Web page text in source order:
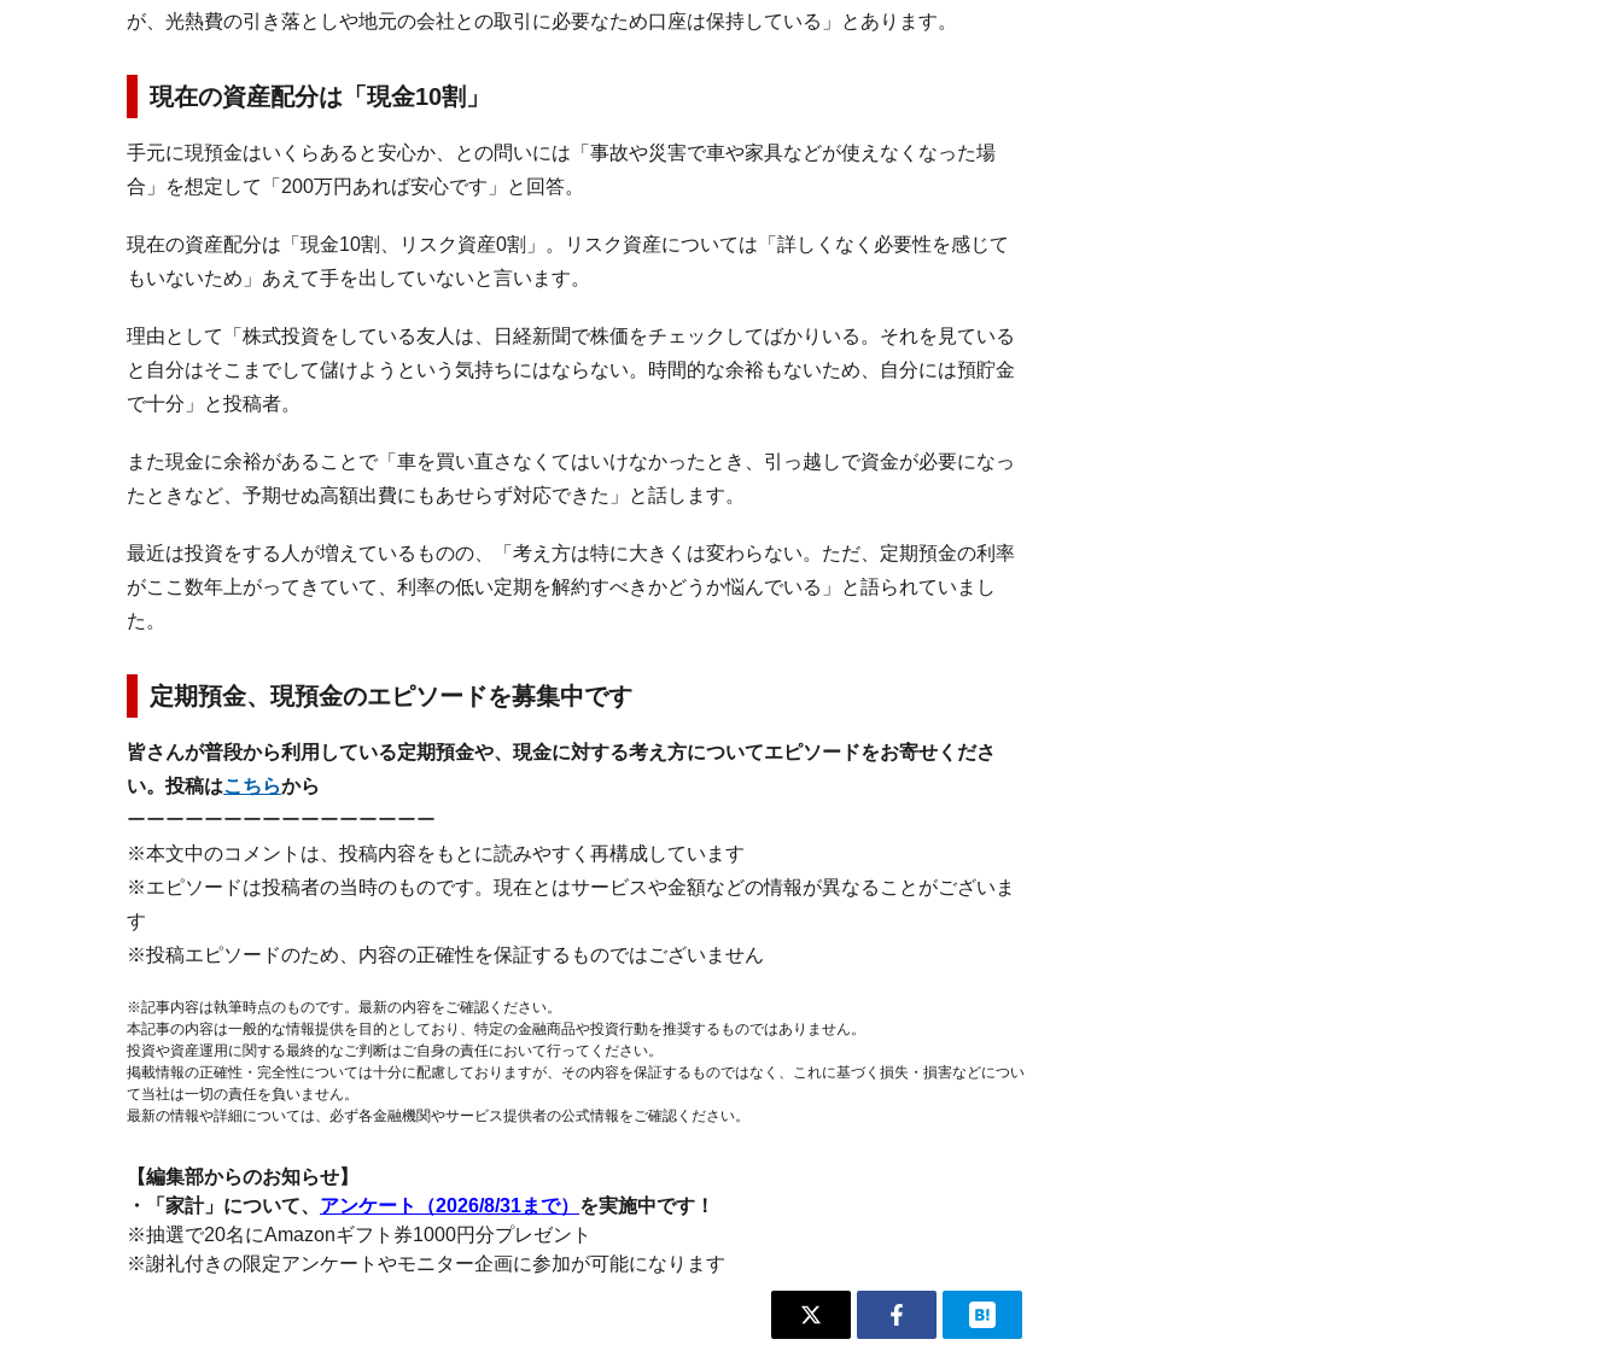
が、光熱費の引き落としや地元の会社との取引に必要なため口座は保持している」とあります。
現在の資産配分は「現金10割」
手元に現預金はいくらあると安心か、との問いには「事故や災害で車や家具などが使えなくなった場
合」を想定して「200万円あれば安心です」と回答。
現在の資産配分は「現金10割、リスク資産0割」。リスク資産については「詳しくなく必要性を感じて
もいないため」あえて手を出していないと言います。
理由として「株式投資をしている友人は、日経新聞で株価をチェックしてばかりいる。それを見ている
と自分はそこまでして儲けようという気持ちにはならない。時間的な余裕もないため、自分には預貯金
で十分」と投稿者。
また現金に余裕があることで「車を買い直さなくてはいけなかったとき、引っ越しで資金が必要になっ
たときなど、予期せぬ高額出費にもあせらず対応できた」と話します。
最近は投資をする人が増えているものの、「考え方は特に大きくは変わらない。ただ、定期預金の利率
がここ数年上がってきていて、利率の低い定期を解約すべきかどうか悩んでいる」と語られていまし
た。
定期預金、現預金のエピソードを募集中です
皆さんが普段から利用している定期預金や、現金に対する考え方についてエピソードをお寄せくださ
い。投稿はこちらから
ーーーーーーーーーーーーーーーー
※本文中のコメントは、投稿内容をもとに読みやすく再構成しています
※エピソードは投稿者の当時のものです。現在とはサービスや金額などの情報が異なることがございま
す
※投稿エピソードのため、内容の正確性を保証するものではございません
※記事内容は執筆時点のものです。最新の内容をご確認ください。
本記事の内容は一般的な情報提供を目的としており、特定の金融商品や投資行動を推奨するものではありません。
投資や資産運用に関する最終的なご判断はご自身の責任において行ってください。
掲載情報の正確性・完全性については十分に配慮しておりますが、その内容を保証するものではなく、これに基づく損失・損害などについ
て当社は一切の責任を負いません。
最新の情報や詳細については、必ず各金融機関やサービス提供者の公式情報をご確認ください。
【編集部からのお知らせ】
・「家計」について、 アンケート（2026/8/31まで） を実施中です！
※抽選で20名にAmazonギフト券1000円分プレゼント
※謝礼付きの限定アンケートやモニター企画に参加が可能になります